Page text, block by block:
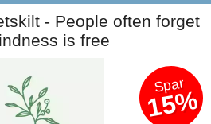
- People often forget
is free
Spar
15%